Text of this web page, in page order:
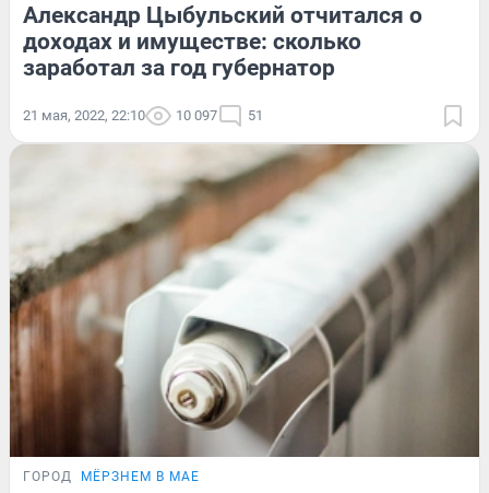
Александр Цыбульский отчитался о
доходах и имуществе: сколько
заработал за год губернатор
21 мая, 2022, 22:10 10 097 51
ГОРОД МЁРЗНЕМ В МАЕ